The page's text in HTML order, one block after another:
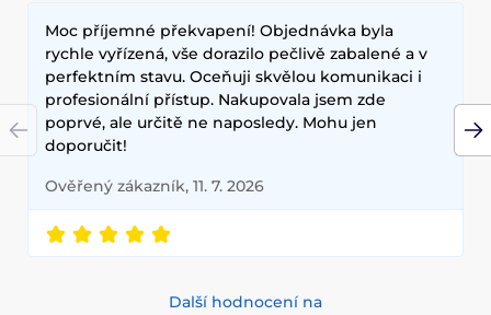
Moc příjemné překvapení! Objednávka byla
rychle vyřízená, vše dorazilo pečlivě zabalené a v
perfektním stavu. Oceňuji skvělou komunikaci i
profesionální přístup. Nakupovala jsem zde
poprvé, ale určitě ne naposledy. Mohu jen
doporučit!
Ověřený zákazník, 11. 7. 2026
Další hodnocení na